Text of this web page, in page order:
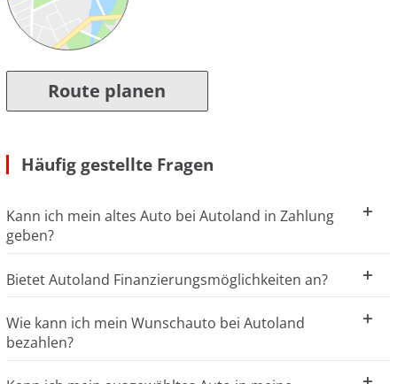
Route planen
Häufig gestellte Fragen
Kann ich mein altes Auto bei Autoland in Zahlung
geben?
Bietet Autoland Finanzierungsmöglichkeiten an?
Wie kann ich mein Wunschauto bei Autoland
bezahlen?